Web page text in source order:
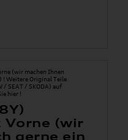
Vorne (wir
gerne ein